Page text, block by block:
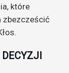
które
zbezcześcić
DECYZJI